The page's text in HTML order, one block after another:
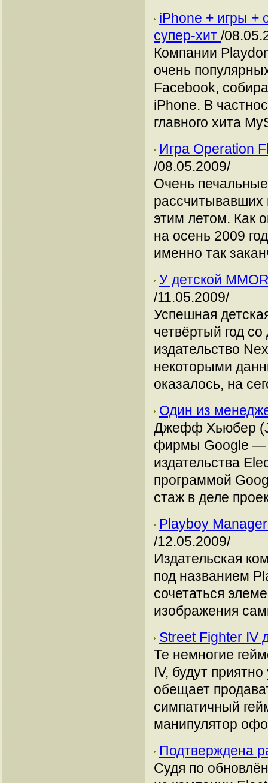
iPhone + игры +
супер-хит /
Компании
очень
Facebook,
iPhone. В
главного хита
Игра Operation
/08.05.2009/
Очень
рассчитывавших
этим летом. Как
на осень 2009
именно так
У детской
/11.05.2009/
Успешная
четвёртый год
издательство
некоторыми
оказалось, на
Один из
Джефф Хьюбер
фирмы Google —
издательства
программой
стаж в деле
Playboy
/12.05.2009/
Издательская
под названием
сочетаться
изображения
Street Fighter IV
Те немногие
IV, будут
обещает
симпатичный
манипулятор
Подтверждена
Судя по